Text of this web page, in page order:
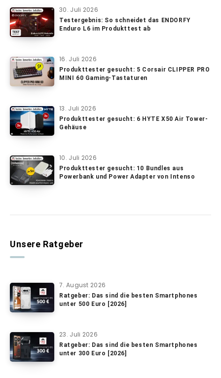
30. Juli 2026
Testergebnis: So schneidet das ENDORFY
Enduro L6 im Produkttest ab
16. Juli 2026
Produkttester gesucht: 5 Corsair CLIPPER PRO
MINI 60 Gaming-Tastaturen
13. Juli 2026
Produkttester gesucht: 6 HYTE X50 Air Tower-
Gehäuse
10. Juli 2026
Produkttester gesucht: 10 Bundles aus
Powerbank und Power Adapter von Intenso
Unsere Ratgeber
7. August 2026
Ratgeber: Das sind die besten Smartphones
unter 500 Euro [2026]
23. Juli 2026
Ratgeber: Das sind die besten Smartphones
unter 300 Euro [2026]